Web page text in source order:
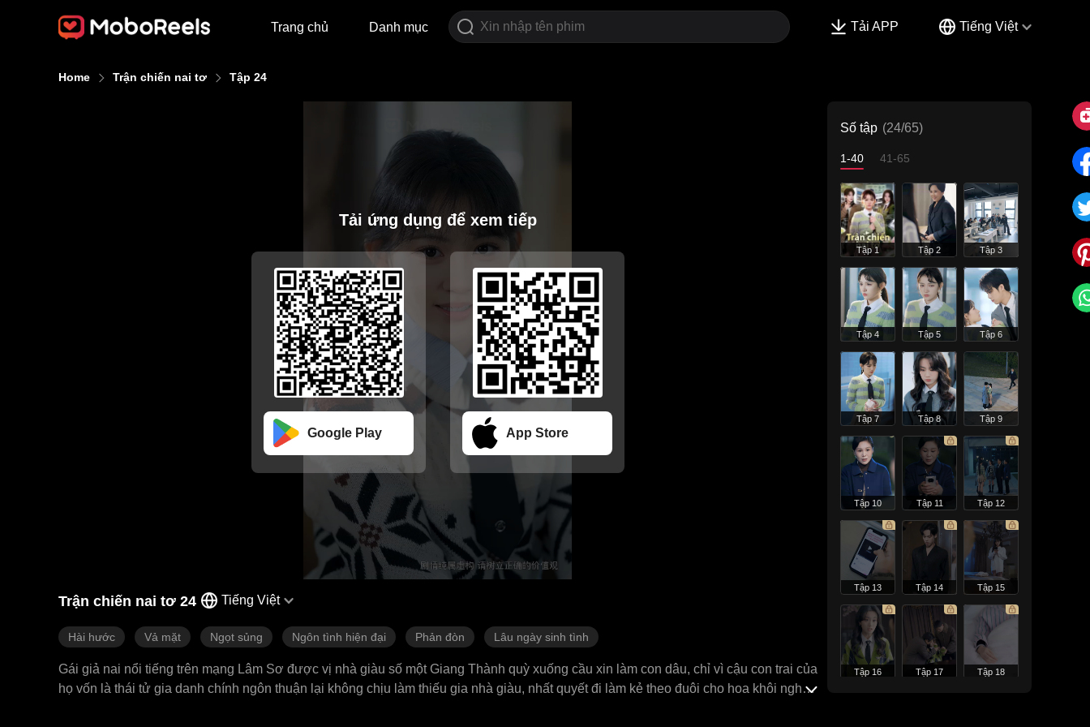
Trang chủ Danh mục Tải APP Tiếng Việt
Home Trận chiến nai tơ Tập 24
Tải ứng dụng để xem tiếp
Google Play App Store
Trận chiến nai tơ 24 Tiếng Việt
Hài hước Vả mặt Ngọt sủng Ngôn tình hiện đại Phản đòn Lâu ngày sinh tình
Gái giả nai nổi tiếng trên mạng Lâm Sơ được vị nhà giàu số một Giang Thành quỳ xuống cầu xin làm con dâu, chỉ vì cậu con trai của
họ vốn là thái tử gia danh chính ngôn thuận lại không chịu làm thiếu gia nhà giàu, nhất quyết đi làm kẻ theo đuôi cho hoa khôi nghèo
Số tập (24/65)
1-40 41-65
Tập 1 Tập 2 Tập 3
Tập 4 Tập 5 Tập 6
Tập 7 Tập 8 Tập 9
Tập 10 Tập 11 Tập 12
Tập 13 Tập 14 Tập 15
Tập 16 Tập 17 Tập 18